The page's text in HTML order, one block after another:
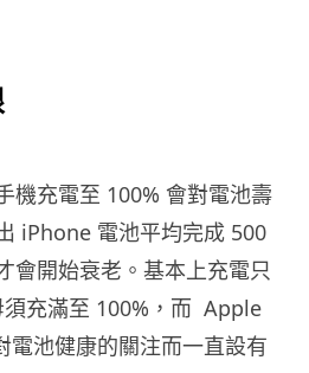
機充電至 100% 會對電池壽
iPhone 電池平均完成 500
會開始衰老。基本上充電只
須充滿至 100%，而 Apple
電池健康的關注而一直設有